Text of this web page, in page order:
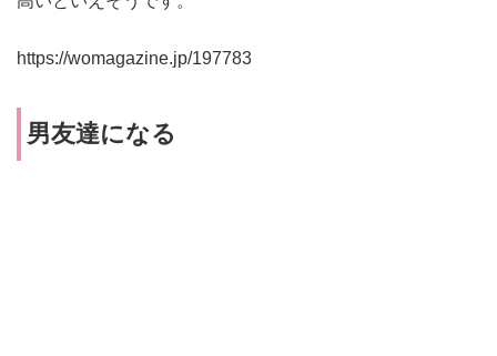
https://womagazine.jp/197783
男友達になる